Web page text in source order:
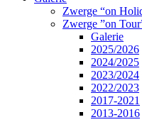
Zwerge “on
Zwerge ”on
Galerie
2025/2026
2024/2025
2023/2024
2022/2023
2017-2021
2013-2016